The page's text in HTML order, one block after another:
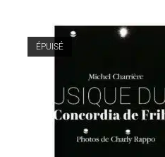
ÉPUISÉ